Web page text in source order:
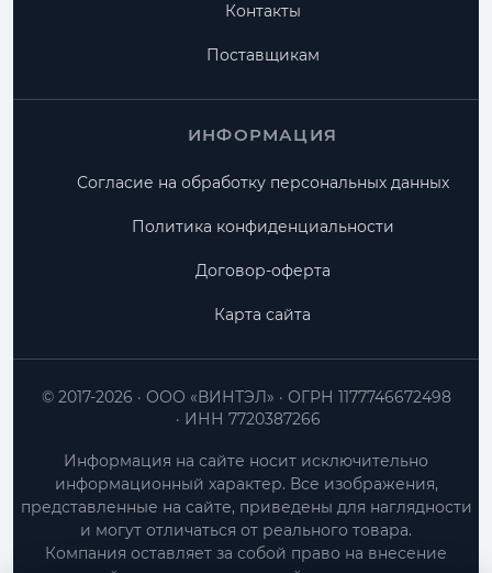
Контакты
Поставщикам
ИНФОРМАЦИЯ
Согласие на обработку персональных данных
Политика конфиденциальности
Договор-оферта
Карта сайта
ООО «ВИНТЭЛ»
ОГРН 1177746672498
ИНН 7720387266
© 2017-2026
Информация на сайте носит исключительно
информационный характер. Все изображения,
представленные на сайте, приведены для наглядности
и могут отличаться от реального товара.
Компания оставляет за собой право на внесение